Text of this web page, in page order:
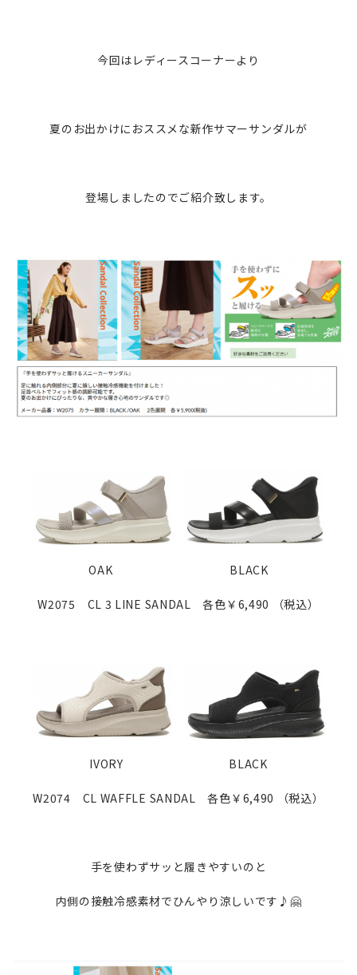
今回はレディースコーナーより
夏のお出かけにおススメな新作サマーサンダルが
登場しましたのでご紹介致します。
OAK BLACK
W2075 CL 3 LINE SANDAL 各色￥6,490 （税込）
IVORY BLACK
W2074 CL WAFFLE SANDAL 各色￥6,490 （税込）
手を使わずサッと履きやすいのと
内側の接触冷感素材でひんやり涼しいです♪🤗